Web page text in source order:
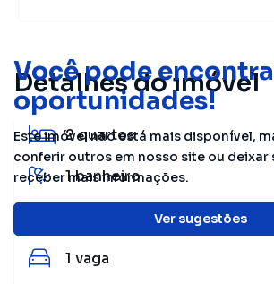
Você pode
oportunidades!
Este imóvel não está mais disponível,
conferir outros em nosso site ou deixar
receber mais informações.
Ver sugestões
Detalhes do imóvel
2quartos
1banheiro
1 vaga